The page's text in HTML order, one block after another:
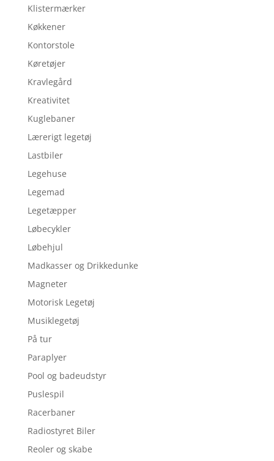
Klistermærker
Køkkener
Kontorstole
Køretøjer
Kravlegård
Kreativitet
Kuglebaner
Lærerigt legetøj
Lastbiler
Legehuse
Legemad
Legetæpper
Løbecykler
Løbehjul
Madkasser og Drikkedunke
Magneter
Motorisk Legetøj
Musiklegetøj
På tur
Paraplyer
Pool og badeudstyr
Puslespil
Racerbaner
Radiostyret Biler
Reoler og skabe